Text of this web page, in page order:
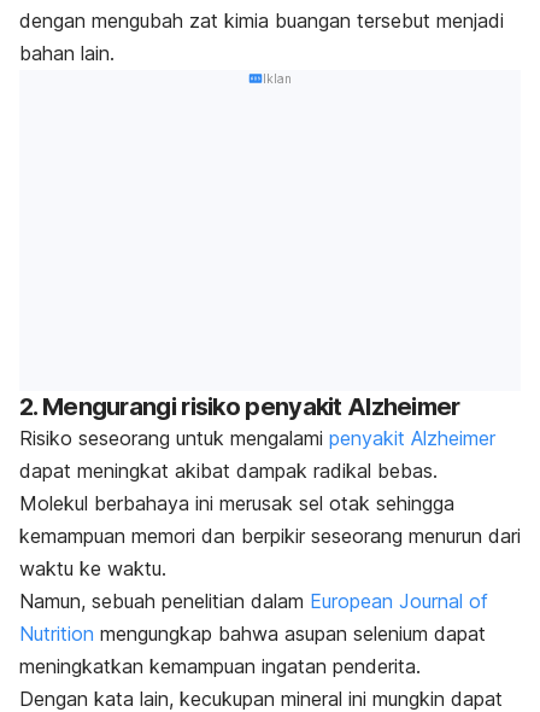
dengan mengubah zat kimia buangan tersebut menjadi
bahan lain.
Iklan
2. Mengurangi risiko penyakit Alzheimer
Risiko seseorang untuk mengalami penyakit Alzheimer
dapat meningkat akibat dampak radikal bebas.
Molekul berbahaya ini merusak sel otak sehingga
kemampuan memori dan berpikir seseorang menurun dari
waktu ke waktu.
Namun, sebuah penelitian dalam European Journal of
Nutrition mengungkap bahwa asupan selenium dapat
meningkatkan kemampuan ingatan penderita.
Dengan kata lain, kecukupan mineral ini mungkin dapat